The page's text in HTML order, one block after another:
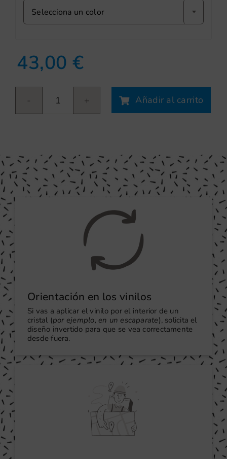
Selecciona un color
43,00€
Bedhead
cantidad
Añadir al carrito
Orientación en los vinilos
Si vas a aplicar el vinilo por el interior de un
cristal (por ejemplo, en un escaparate), solicita el
diseño invertido para que se vea correctamente
desde fuera.